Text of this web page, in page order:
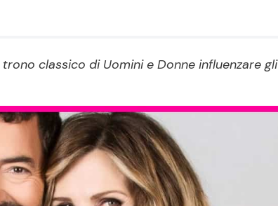
Ricette per Bambini
classico di Uomini e Donne influenzare gli